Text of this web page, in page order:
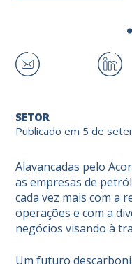
SETOR
Publicado em 5 de
Alavancadas pelo
as empresas de
cada vez mais com a
operações e com a
negócios visando à
Um futuro